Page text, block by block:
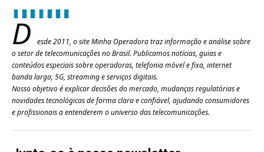
D
esde 2011, o site Minha Operadora traz informação e análise sobre
o setor de telecomunicações no Brasil. Publicamos notícias, guias e
conteúdos especiais sobre operadoras, telefonia móvel e fixa, internet
banda larga, 5G, streaming e serviços digitais.
Nosso objetivo é explicar decisões do mercado, mudanças regulatórias e
novidades tecnológicas de forma clara e confiável, ajudando consumidores
e profissionais a entenderem o universo das telecomunicações.